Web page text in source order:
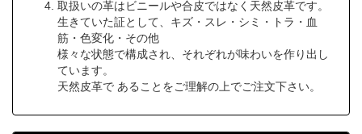
取扱いの革はビニールや合皮ではなく天然皮革です。
生きていた証として、キズ・スレ・シミ・トラ・血
筋・色変化・その他
様々な状態で構成され、それぞれが味わいを作り出し
ています。
天然皮革で あることをご理解の上でご注文下さい。